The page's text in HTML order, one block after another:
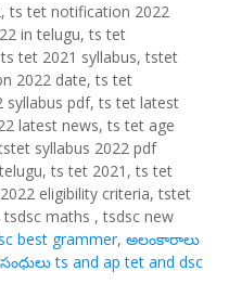
ts tet notification 2022
in telugu, ts tet
tet 2021 syllabus, tstet
2022 date, ts tet
pdf, ts tet latest
latest news, ts tet age
syllabus 2022 pdf
ts tet 2021, ts tet
eligibility criteria, tstet
maths , tsdsc new
best grammer, అలంకారాలు
సంధులు ts and ap tet and dsc